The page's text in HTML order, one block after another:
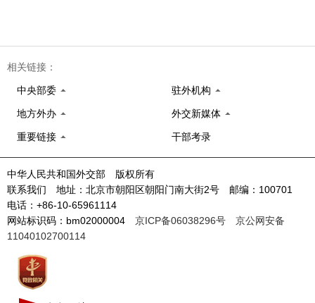
相关链接：
中央部委 驻外机构
地方外办 外交新媒体
重要链接 干部考录
中华人民共和国外交部 版权所有
联系我们 地址：北京市朝阳区朝阳门南大街2号 邮编：100701
电话：+86-10-65961114
网站标识码：bm02000004 京ICP备06038296号
京公网安备
11040102700114